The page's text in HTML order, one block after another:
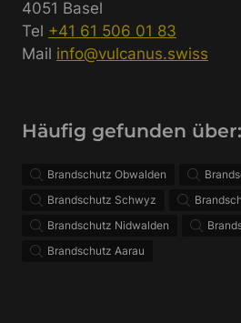
4051 Basel
Tel +41 61 506 01 83
Mail info@vulcanus.swiss
Häufig gefunden über:
Brandschutz Obwalden
Brandschutz Schwyz
Brandschutz Nidwalden
Brandschutz Aarau